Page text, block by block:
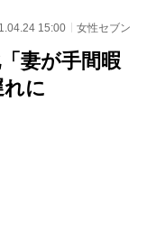
15:00 女性セブン
妻が手間暇
に